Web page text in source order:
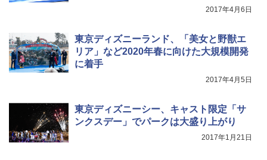
2017年4月6日
東京ディズニーランド、「美女と野獣エ
リア」など2020年春に向けた大規模開発
に着手
2017年4月5日
東京ディズニーシー、キャスト限定「サ
ンクスデー」でパークは大盛り上がり
2017年1月21日